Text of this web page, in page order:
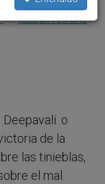
IGLESIA LOCAL
o
de la
las tinieblas,
el mal.